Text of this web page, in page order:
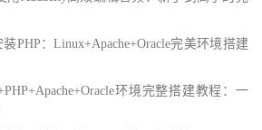
PHP：Linux+Apache+Oracle完美环境搭建
环境完整搭建教程：一